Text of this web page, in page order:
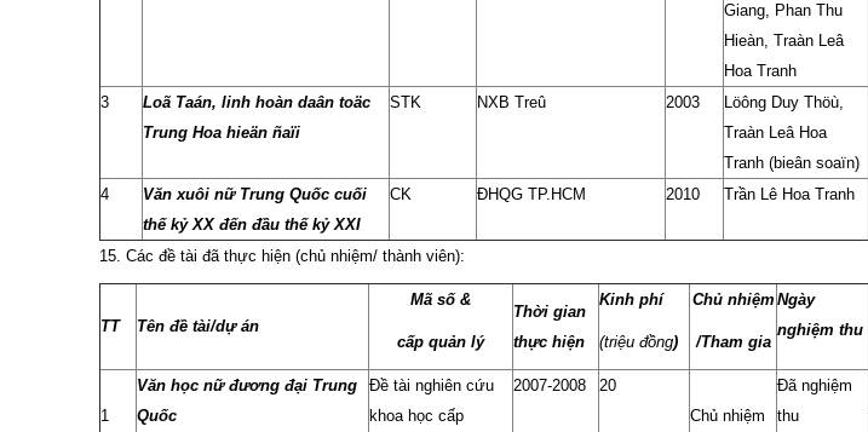
Giang, Phan Thu
Hieàn, Traàn Leâ
Hoa Tranh
3
Loã Taán, linh hoàn daân toäc
Trung Hoa hieän ñaïi
STK NXB Treû 2003
Löông Duy Thöù,
Traàn Leâ Hoa
Tranh (bieân soaïn)
4
Văn xuôi nữ Trung Quốc cuối
thế kỷ XX đến đầu thế kỷ XXI
CK ĐHQG TP.HCM 2010 Trần Lê Hoa Tranh
15. Các đề tài đã thực hiện (chủ nhiệm/ thành viên):
TT Tên đề tài/dự án
Mã số &
cấp quản lý
Thời gian
thực hiện
Kinh phí
(triệu đồng)
Chủ nhiệm
/Tham gia
Ngày
nghiệm thu
1
Văn học nữ đương đại Trung
Quốc
Đề tài nghiên cứu
khoa học cấp
2007-2008
20
Chủ nhiệm
Đã nghiệm
thu